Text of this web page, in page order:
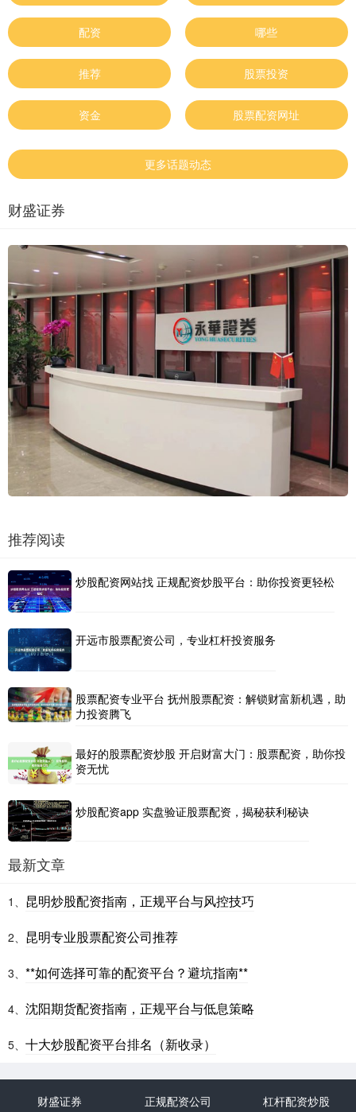
配资 哪些
推荐 股票投资
资金 股票配资网址
更多话题动态
财盛证券
推荐阅读
炒股配资网站找 正规配资炒股平台：助你投资更轻松
开远市股票配资公司，专业杠杆投资服务
股票配资专业平台 抚州股票配资：解锁财富新机遇，助
力投资腾飞
最好的股票配资炒股 开启财富大门：股票配资，助你投
资无忧
炒股配资app 实盘验证股票配资，揭秘获利秘诀
最新文章
1、 昆明炒股配资指南，正规平台与风控技巧
2、 昆明专业股票配资公司推荐
3、 **如何选择可靠的配资平台？避坑指南**
4、 沈阳期货配资指南，正规平台与低息策略
5、 十大炒股配资平台排名（新收录）
财盛证券 正规配资公司 杠杆配资炒股